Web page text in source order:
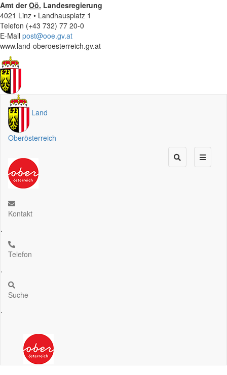
Amt derOö. Landesregierung
4021 Linz • Landhausplatz 1
Telefon (+43 732) 77 20-0
E-Mail post@ooe.gv.at
www.land-oberoesterreich.gv.at
Land
Oberösterreich
Kontakt
.
Telefon
.
Suche
.